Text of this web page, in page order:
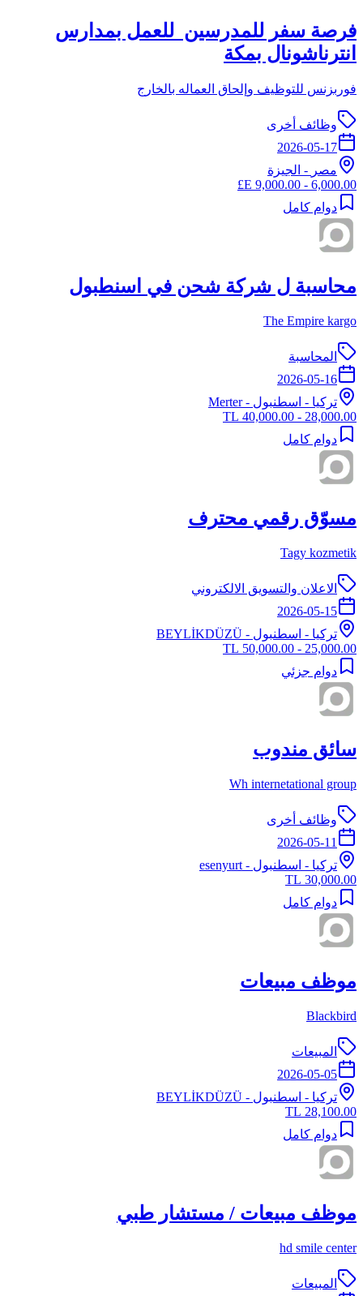
فرصة سفر للمدرسين للعمل بمدارس
انترناشونال بمكة
فوربزنس للتوظيف وإلحاق العماله بالخارج
وظائف أخرى
2026-05-17
مصر - الجيزة
6,000.00 - 9,000.00 E£
دوام كامل
محاسبة ل شركة شحن في اسنطبول
The Empire kargo
المحاسبة
2026-05-16
تركيا - اسطنبول - Merter
28,000.00 - 40,000.00 TL
دوام كامل
مسوّق رقمي محترف
Tagy kozmetik
الاعلان والتسويق الالكتروني
2026-05-15
تركيا - اسطنبول - BEYLİKDÜZÜ
25,000.00 - 50,000.00 TL
دوام جزئي
سائق مندوب
Wh internetational group
وظائف أخرى
2026-05-11
تركيا - اسطنبول - esenyurt
30,000.00 TL
دوام كامل
موظف مبيعات
Blackbird
المبيعات
2026-05-05
تركيا - اسطنبول - BEYLİKDÜZÜ
28,100.00 TL
دوام كامل
موظف مبيعات / مستشار طبي
hd smile center
المبيعات